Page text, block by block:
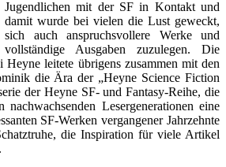
Jugendlichen mit der SF in Kontakt und
damit wurde bei vielen die Lust geweckt,
sich auch anspruchsvollere Werke und
vollständige Ausgaben zuzulegen. Die
Heyne leitete übrigens zusammen mit den
die Ära der „Heyne Science Fiction
der Heyne SF- und Fantasy-Reihe, die
Lesergenerationen eine
SF-Werken vergangener Jahrzehnte
die Inspiration für viele Artikel